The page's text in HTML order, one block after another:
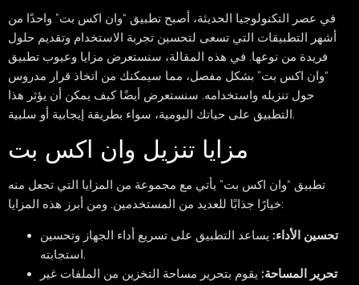
في عصر التكنولوجيا الحديثة، أصبح تطبيق “وان اكس بت” واحدًا من
أشهر التطبيقات التي تسعى لتحسين تجربة الاستخدام وتقديم حلول
فريدة من نوعها. في هذه المقالة، سنستعرض مزايا وعيوب تطبيق
“وان اكس بت” بشكل مفصل، مما سيمكنك من اتخاذ قرار مدروس
حول تنزيله واستخدامه. سنستعرض أيضًا كيف يمكن أن يؤثر هذا
التطبيق على حياتك اليومية، سواء بطريقة إيجابية أو سلبية.
مزايا تنزيل وان اكس بت
تطبيق “وان اكس بت” يأتي مع مجموعة من المزايا التي تجعل منه
خيارًا جذابًا للعديد من المستخدمين. ومن أبرز هذه المزايا:
تحسين الأداء: يساعد التطبيق على تسريع أداء الجهاز وتحسين
استجابته.
تحرير المساحة: يقوم بتحرير مساحة التخزين من الملفات غير